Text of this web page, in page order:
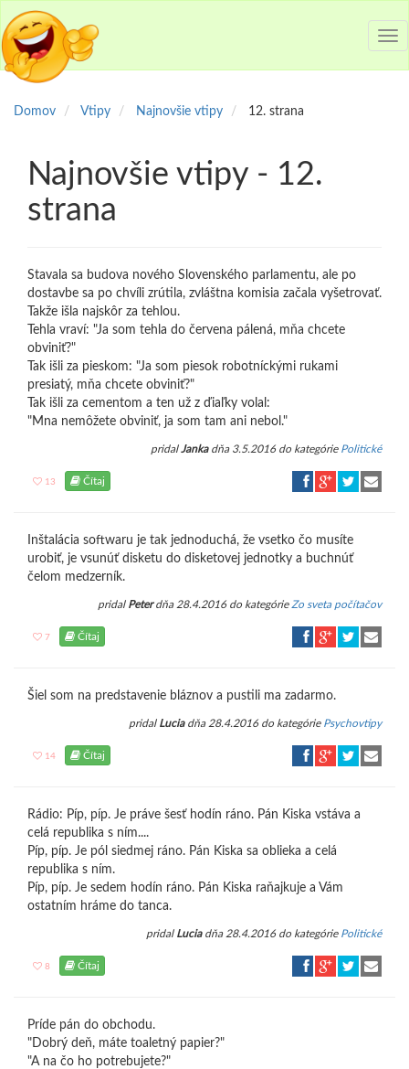
Domov Vtipy Najnovšie vtipy 12. strana
Najnovšie vtipy - 12.
strana
Stavala sa budova nového Slovenského parlamentu, ale po
dostavbe sa po chvíli zrútila, zvláštna komisia začala vyšetrovať.
Takže išla najskôr za tehlou.
Tehla vraví: "Ja som tehla do červena pálená, mňa chcete
obviniť?"
Tak išli za pieskom: "Ja som piesok robotníckými rukami
presiatý, mňa chcete obviniť?"
Tak išli za cementom a ten už z ďiaľky volal:
"Mna nemôžete obviniť, ja som tam ani nebol."
pridalJankadňa 3.5.2016 do kategórie Politické
13 Čítaj
Inštalácia softwaru je tak jednoduchá, že vsetko čo musíte
urobiť, je vsunúť disketu do disketovej jednotky a buchnúť
čelom medzerník.
pridal Peterdňa 28.4.2016 do kategórie Zo sveta počítačov
7 Čítaj
Šiel som na predstavenie bláznov a pustili ma zadarmo.
pridal Luciadňa 28.4.2016 do kategórie Psychovtipy
14 Čítaj
Rádio: Píp, píp. Je práve šesť hodín ráno. Pán Kiska vstáva a
celá republika s ním....
Píp, píp. Je pól siedmej ráno. Pán Kiska sa oblieka a celá
republika s ním.
Píp, píp. Je sedem hodín ráno. Pán Kiska raňajkuje a Vám
ostatním hráme do tanca.
pridal Luciadňa 28.4.2016 do kategórie Politické
8 Čítaj
Príde pán do obchodu.
"Dobrý deň, máte toaletný papier?"
"A na čo ho potrebujete?"